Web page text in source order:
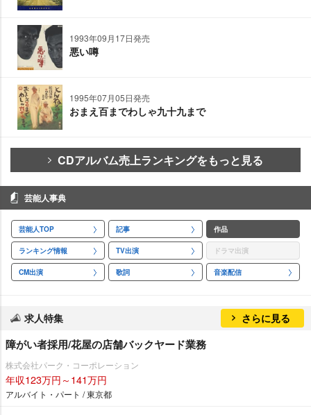
1993年09月17日発売
悪い噂
1995年07月05日発売
おまえ百までわしゃ九十九まで
CDアルバム売上ランキングをもっと見る
芸能人事典
芸能人TOP 記事 作品
ランキング情報 TV出演 ドラマ出演
CM出演 歌詞 音楽配信
求人特集 さらに見る
障がい者採用/花屋の店舗バックヤード業務
株式会社パーク・コーポレーション
年収123万円～141万円
アルバイト・パート / 東京都